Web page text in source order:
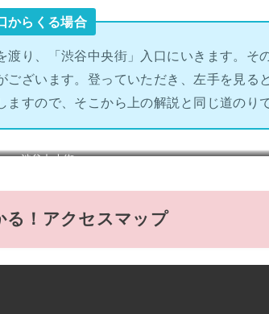
からくる場合
渡り、「渋谷中央街」入口にいきます。そ
ございます。登っていただき、左手を見る
ますので、そこから上の解説と同じ道のり
渋谷中央街
る！アクセスマップ